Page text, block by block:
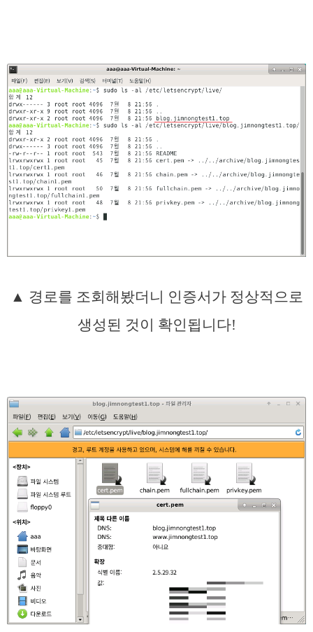
▲ 경로를 조회해봤더니 인증서가 정상적으로
생성된 것이 확인됩니다!